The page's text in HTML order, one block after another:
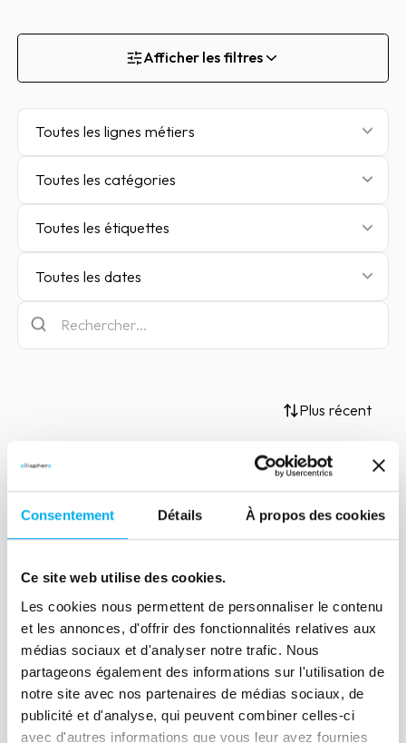
Consentement Détails À propos des cookies
Ce site web utilise des cookies.
Les cookies nous permettent de personnaliser le contenu
et les annonces, d'offrir des fonctionnalités relatives aux
médias sociaux et d'analyser notre trafic. Nous
partageons également des informations sur l'utilisation de
notre site avec nos partenaires de médias sociaux, de
publicité et d'analyse, qui peuvent combiner celles-ci
avec d'autres informations que vous leur avez fournies
Afficher les filtres
Toutes les lignes métiers
Toutes les catégories
Toutes les étiquettes
Toutes les dates
Plus récent
Article
Glossaire Business
17 septembre 2024 Marketing & Sales
2ème partie
Lire la suite